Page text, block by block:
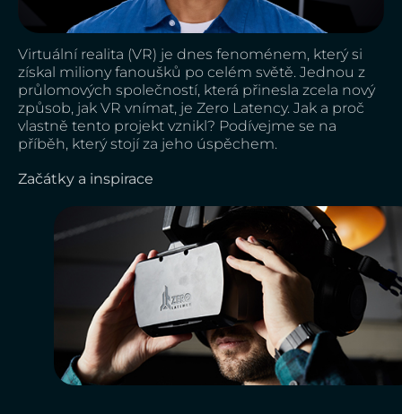
Virtuální realita (VR) je dnes fenoménem, který si
získal miliony fanoušků po celém světě. Jednou z
průlomových společností, která přinesla zcela nový
způsob, jak VR vnímat, je Zero Latency. Jak a proč
vlastně tento projekt vznikl? Podívejme se na
příběh, který stojí za jeho úspěchem.
Začátky a inspirace